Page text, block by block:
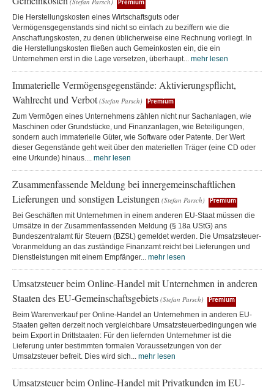
Premium
Die Herstellungskosten eines Wirtschaftsguts oder
Vermögensgegenstands sind nicht so einfach zu beziffern wie die
Anschaffungskosten, zu denen üblicherweise eine Rechnung vorliegt. In
die Herstellungskosten fließen auch Gemeinkosten ein, die ein
Unternehmen erst in die Lage versetzen, überhaupt... mehr lesen
Immaterielle Vermögensgegenstände: Aktivierungspflicht,
Wahlrecht und Verbot (Stefan Parsch) Premium
Zum Vermögen eines Unternehmens zählen nicht nur Sachanlagen, wie
Maschinen oder Grundstücke, und Finanzanlagen, wie Beteiligungen,
sondern auch immaterielle Güter, wie Software oder Patente. Der Wert
dieser Gegenstände geht weit über den materiellen Träger (eine CD oder
eine Urkunde) hinaus.... mehr lesen
Zusammenfassende Meldung bei innergemeinschaftlichen
Lieferungen und sonstigen Leistungen (Stefan Parsch) Premium
Bei Geschäften mit Unternehmen in einem anderen EU-Staat müssen die
Umsätze in der Zusammenfassenden Meldung (§ 18a UStG) ans
Bundeszentralamt für Steuern (BZSt.) gemeldet werden. Die Umsatzsteuer-
Voranmeldung an das zuständige Finanzamt reicht bei Lieferungen und
Dienstleistungen mit einem Empfänger... mehr lesen
Umsatzsteuer beim Online-Handel mit Unternehmen in anderen
Staaten des EU-Gemeinschaftsgebiets (Stefan Parsch) Premium
Beim Warenverkauf per Online-Handel an Unternehmen in anderen EU-
Staaten gelten derzeit noch vergleichbare Umsatzsteuerbedingungen wie
beim Export in Drittstaaten: Für den liefernden Unternehmer ist die
Lieferung unter bestimmten formalen Voraussetzungen von der
Umsatzsteuer befreit. Dies wird sich... mehr lesen
Umsatzsteuer beim Online-Handel mit Privatkunden im EU-